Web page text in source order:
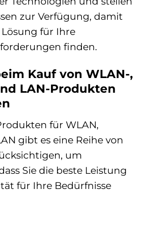
zur Verfügung, damit
für Ihre
finden.
Kauf von WLAN-,
LAN-Produkten
für WLAN,
gibt es eine Reihe von
um
Sie die beste Leistung
für Ihre Bedürfnisse